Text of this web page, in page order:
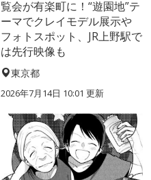
覧会が有楽町に！“遊園地”テ
ーマでクレイモデル展示や
フォトスポット、JR上野駅で
は先行映像も
東京都
2026年7月14日 10:01 更新